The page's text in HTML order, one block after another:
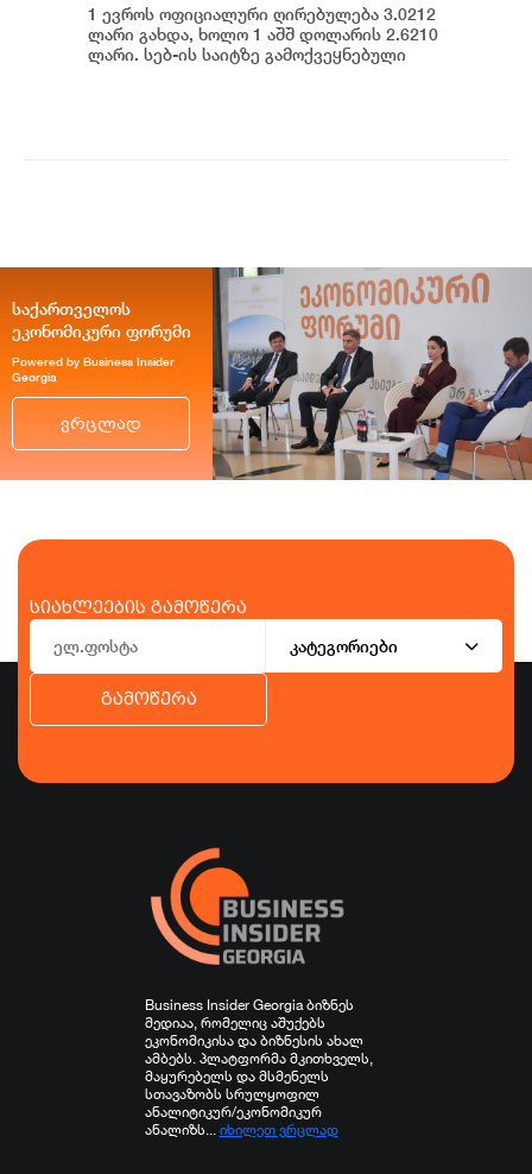
1 ევროს ოფიციალური ღირებულება 3.0212
ლარი გახდა, ხოლო 1 აშშ დოლარის 2.6210
ლარი. სებ-ის საიტზე გამოქვეყნებული
საქართველოს
ეკონომიკური ფორუმი
Powered by Business Insider
Georgia
ვრცლად
სიახლეების გამოწერა
კატეგორიები
გამოწერა
Business Insider Georgia ბიზნეს
მედიაა, რომელიც აშუქებს
ეკონომიკისა და ბიზნესის ახალ
ამბებს. პლატფორმა მკითხველს,
მაყურებელს და მსმენელს
სთავაზობს სრულყოფილ
ანალიტიკურ/ეკონომიკურ
ანალიზს... იხილეთ ვრცლად